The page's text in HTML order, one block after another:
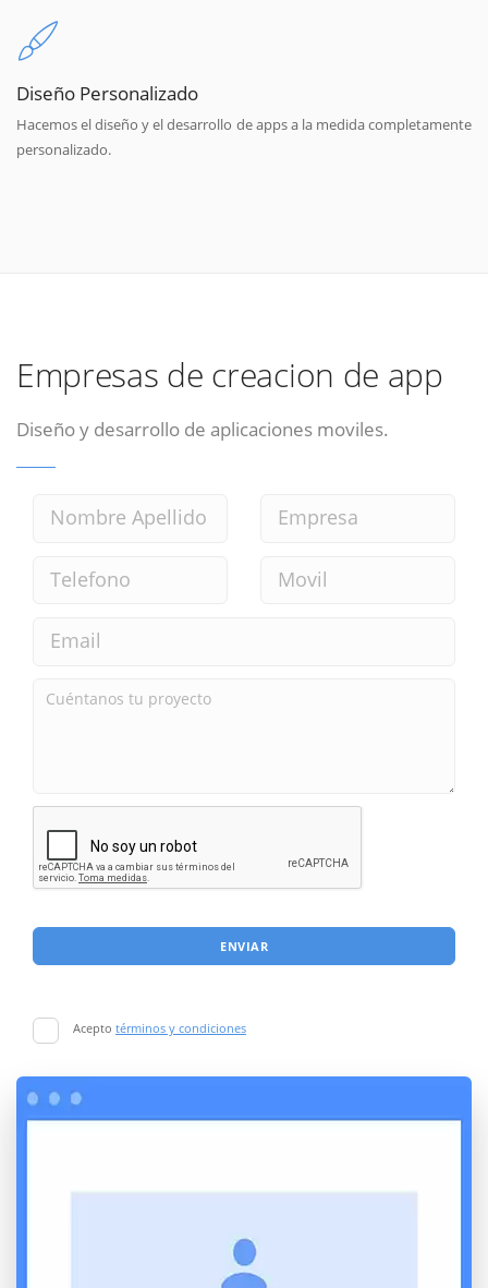
Diseño Personalizado
Hacemos el diseño y el desarrollo de apps a la medida completamente
personalizado.
Empresas de creacion de app
Diseño y desarrollo de aplicaciones moviles.
ENVIAR
Acepto términos y condiciones